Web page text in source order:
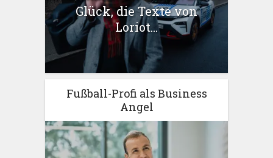
Glück, die Texte von
Loriot...
Fußball-Profi als Business
Angel